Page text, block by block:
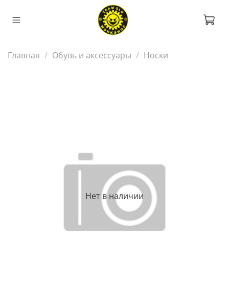
Главная Обувь и аксессуары Носки
Нет в наличии